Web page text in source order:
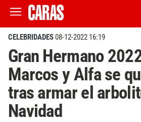
CELEBRIDADES08-12-2022 16:19
Gran Hermano
Marcos y Alfa se
tras armar el
Navidad